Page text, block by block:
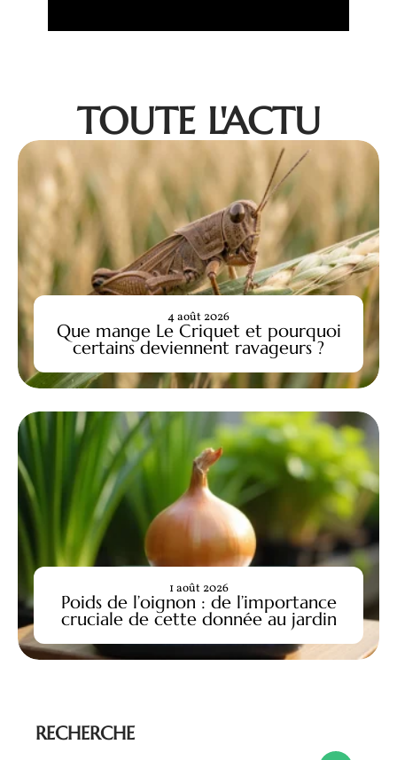
TOUTE L'ACTU
Que mange Le Criquet et pourquoi
certains deviennent ravageurs ?
4 août 2026
Poids de l’oignon : de l’importance
cruciale de cette donnée au jardin
1 août 2026
RECHERCHE